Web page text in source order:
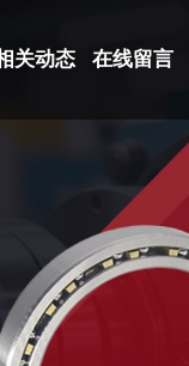
关动态 在线留言